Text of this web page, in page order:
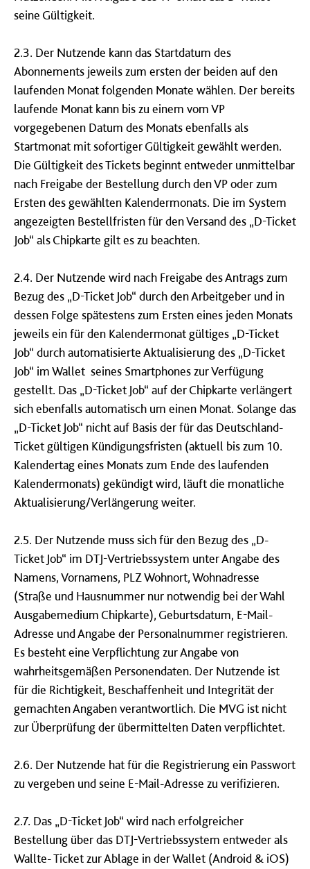
seine Gültigkeit.
2.3. Der Nutzende kann das Startdatum des
Abonnements jeweils zum ersten der beiden auf den
laufenden Monat folgenden Monate wählen. Der bereits
laufende Monat kann bis zu einem vom VP
vorgegebenen Datum des Monats ebenfalls als
Startmonat mit sofortiger Gültigkeit gewählt werden.
Die Gültigkeit des Tickets beginnt entweder unmittelbar
nach Freigabe der Bestellung durch den VP oder zum
Ersten des gewählten Kalendermonats. Die im System
angezeigten Bestellfristen für den Versand des „D-Ticket
Job“ als Chipkarte gilt es zu beachten.
2.4. Der Nutzende wird nach Freigabe des Antrags zum
Bezug des „D-Ticket Job“ durch den Arbeitgeber und in
dessen Folge spätestens zum Ersten eines jeden Monats
jeweils ein für den Kalendermonat gültiges „D-Ticket
Job“ durch automatisierte Aktualisierung des „D-Ticket
Job“ im Wallet seines Smartphones zur Verfügung
gestellt. Das „D-Ticket Job“ auf der Chipkarte verlängert
sich ebenfalls automatisch um einen Monat. Solange das
„D-Ticket Job“ nicht auf Basis der für das Deutschland-
Ticket gültigen Kündigungsfristen (aktuell bis zum 10.
Kalendertag eines Monats zum Ende des laufenden
Kalendermonats) gekündigt wird, läuft die monatliche
Aktualisierung/Verlängerung weiter.
2.5. Der Nutzende muss sich für den Bezug des „D-
Ticket Job“ im DTJ-Vertriebssystem unter Angabe des
Namens, Vornamens, PLZ Wohnort, Wohnadresse
(Straße und Hausnummer nur notwendig bei der Wahl
Ausgabemedium Chipkarte), Geburtsdatum, E-Mail-
Adresse und Angabe der Personalnummer registrieren.
Es besteht eine Verpflichtung zur Angabe von
wahrheitsgemäßen Personendaten. Der Nutzende ist
für die Richtigkeit, Beschaffenheit und Integrität der
gemachten Angaben verantwortlich. Die MVG ist nicht
zur Überprüfung der übermittelten Daten verpflichtet.
2.6. Der Nutzende hat für die Registrierung ein Passwort
zu vergeben und seine E-Mail-Adresse zu verifizieren.
2.7. Das „D-Ticket Job“ wird nach erfolgreicher
Bestellung über das DTJ-Vertriebssystem entweder als
Wallte- Ticket zur Ablage in der Wallet (Android & iOS)